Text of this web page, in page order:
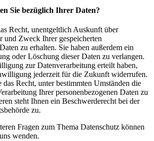
Sie bezüglich Ihrer Daten?
Recht, unentgeltlich Auskunft über
und Zweck Ihrer gespeicherten
zu erhalten. Sie haben außerdem ein
oder Löschung dieser Daten zu verlangen.
zur Datenverarbeitung erteilt haben,
jederzeit für die Zukunft widerrufen.
das Recht, unter bestimmten Umständen die
Ihrer personenbezogenen Daten zu
steht Ihnen ein Beschwerderecht bei der
zu.
Fragen zum Thema Datenschutz können
wenden.